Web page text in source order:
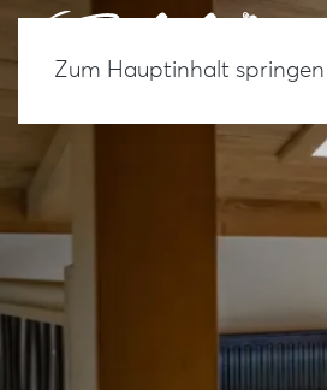
Zum Hauptinhalt springen